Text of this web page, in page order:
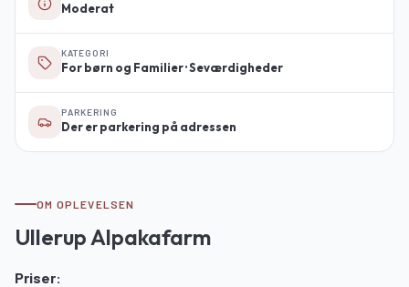
Moderat
KATEGORI
For børn og Familier · Seværdigheder
PARKERING
Der er parkering på adressen
OM OPLEVELSEN
Ullerup Alpakafarm
Priser: